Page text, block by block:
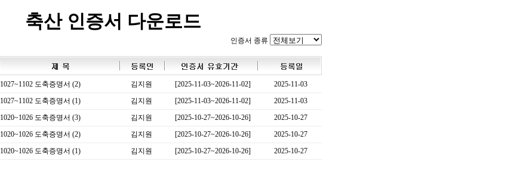
축산 인증서 다운로드
인증서 종류
1027~1102 도축증명서 (2) 김지원 [2025-11-03~2026-11-02]
2025-11-03
1027~1102 도축증명서 (1) 김지원 [2025-11-03~2026-11-02]
2025-11-03
1020~1026 도축증명서 (3) 김지원 [2025-10-27~2026-10-26]
2025-10-27
1020~1026 도축증명서 (2) 김지원 [2025-10-27~2026-10-26]
2025-10-27
1020~1026 도축증명서 (1) 김지원 [2025-10-27~2026-10-26] 2025-10-27